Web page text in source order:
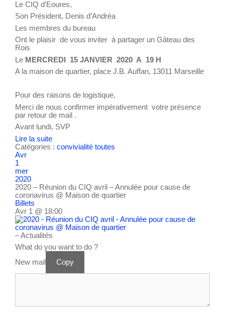
Le CIQ d’Eoures,
Son Président, Denis d’Andréa
Les membres du bureau
Ont le plaisir de vous inviter à partager un Gâteau des
Rois
Le MERCREDI 15 JANVIER 2020 A 19 H
A la maison de quartier, place J.B. Auffan, 13011 Marseille
Pour des raisons de logistique,
Merci de nous confirmer impérativement votre présence
par retour de mail .
Avant lundi, SVP
Lire la suite
Catégories : convivialité toutes
Avr
1
mer
2020
2020 – Réunion du CIQ avril – Annulée pour cause de
coronavirus @ Maison de quartier
Billets
Avr 1 @ 18:00
– Actualités
What do you want to do ?
New mail
Copy